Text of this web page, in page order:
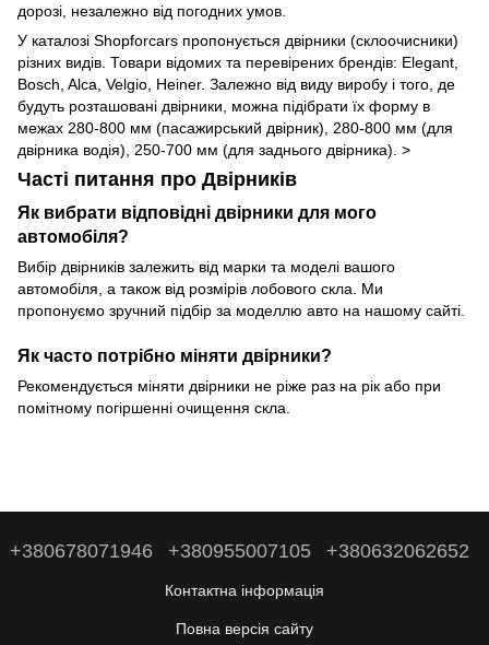
дорозі, незалежно від погодних умов.
У каталозі Shopforcars пропонується двірники (склоочисники)
різних видів. Товари відомих та перевірених брендів: Elegant,
Bosch, Alca, Velgio, Heiner. Залежно від виду виробу і того, де
будуть розташовані двірники, можна підібрати їх форму в
межах 280-800 мм (пасажирський двірник), 280-800 мм (для
двірника водія), 250-700 мм (для заднього двірника). >
Часті питання про Двірників
Як вибрати відповідні двірники для мого
автомобіля?
Вибір двірників залежить від марки та моделі вашого
автомобіля, а також від розмірів лобового скла. Ми
пропонуємо зручний підбір за моделлю авто на нашому сайті.
Як часто потрібно міняти двірники?
Рекомендується міняти двірники не ріже раз на рік або при
помітному погіршенні очищення скла.
+380678071946 +380955007105 +380632062652
Контактна інформація
Повна версія сайту